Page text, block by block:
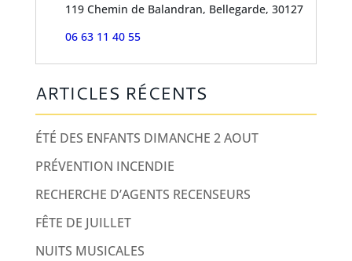
119 Chemin de Balandran, Bellegarde, 30127
06 63 11 40 55
ARTICLES RÉCENTS
ÉTÉ DES ENFANTS DIMANCHE 2 AOUT
PRÉVENTION INCENDIE
RECHERCHE D’AGENTS RECENSEURS
FÊTE DE JUILLET
NUITS MUSICALES